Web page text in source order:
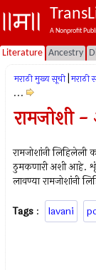
A Nonprofit
Literature Ancestry
मराठी मुख्य सूची मराठी
...
रामजोशी
रामजोशांनी लिहिलेली
ठुमकणारी अशी आहे.
लावण्या रामजोशांनी
Tags : lavani